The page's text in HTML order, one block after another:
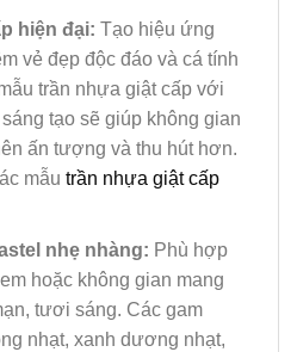
hiện đại: Tạo hiệu ứng
vẻ đẹp độc đáo và cá tính
trần nhựa giật cấp với
tạo sẽ giúp không gian
ấn tượng và thu hút hơn.
mẫu trần nhựa giật cấp
nhẹ nhàng: Phù hợp
hoặc không gian mang
tươi sáng. Các gam
nhạt, xanh dương nhạt,